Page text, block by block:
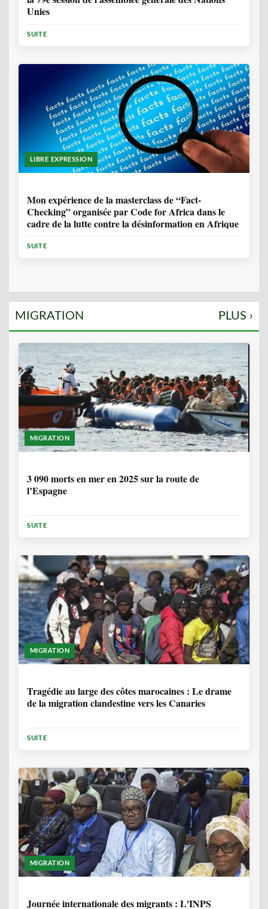
Unies
SUITE
LIBRE EXPRESSION
Mon expérience de la masterclass de “Fact-
Checking” organisée par Code for Africa dans le
cadre de la lutte contre la désinformation en Afrique
SUITE
MIGRATION PLUS ›
MIGRATION
3 090 morts en mer en 2025 sur la route de
l’Espagne
SUITE
MIGRATION
Tragédie au large des côtes marocaines : Le drame
de la migration clandestine vers les Canaries
SUITE
MIGRATION
Journée internationale des migrants : L'INPS